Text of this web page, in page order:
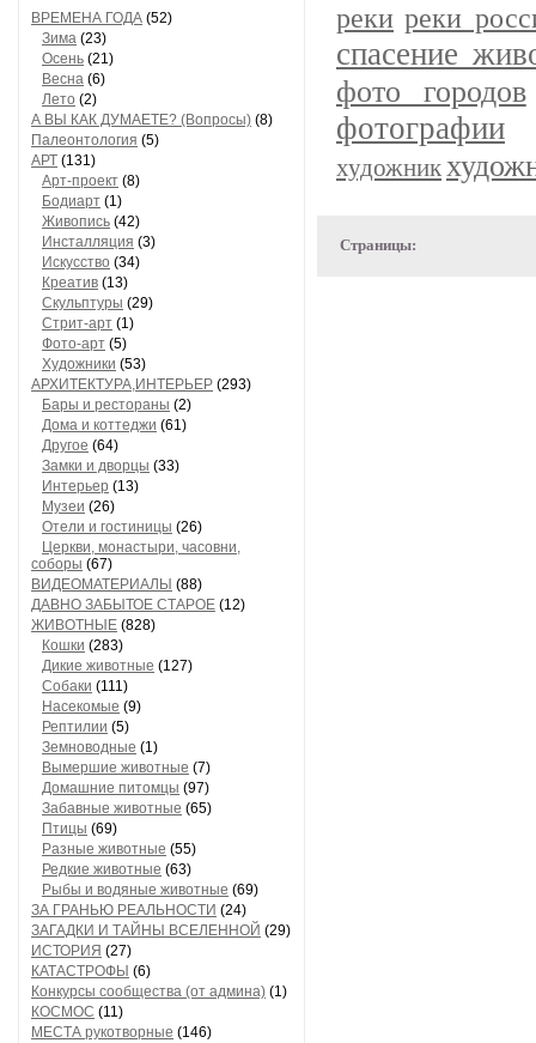
ВРЕМЕНА ГОДА (52)
Зима (23)
Осень (21)
Весна (6)
Лето (2)
А ВЫ КАК ДУМАЕТЕ? (Вопросы) (8)
Палеонтология (5)
АРТ (131)
Арт-проект (8)
Бодиарт (1)
Живопись (42)
Инсталляция (3)
Искусство (34)
Креатив (13)
Скульптуры (29)
Стрит-арт (1)
Фото-арт (5)
Художники (53)
АРХИТЕКТУРА,ИНТЕРЬЕР (293)
Бары и рестораны (2)
Дома и коттеджи (61)
Другое (64)
Замки и дворцы (33)
Интерьер (13)
Музеи (26)
Отели и гостиницы (26)
Церкви, монастыри, часовни,
соборы (67)
ВИДЕОМАТЕРИАЛЫ (88)
ДАВНО ЗАБЫТОЕ СТАРОЕ (12)
ЖИВОТНЫЕ (828)
Кошки (283)
Дикие животные (127)
Собаки (111)
Насекомые (9)
Рептилии (5)
Земноводные (1)
Вымершие животные (7)
Домашние питомцы (97)
Забавные животные (65)
Птицы (69)
Разные животные (55)
Редкие животные (63)
Рыбы и водяные животные (69)
ЗА ГРАНЬЮ РЕАЛЬНОСТИ (24)
ЗАГАДКИ И ТАЙНЫ ВСЕЛЕННОЙ (29)
ИСТОРИЯ (27)
КАТАСТРОФЫ (6)
Конкурсы сообщества (от админа) (1)
КОСМОС (11)
МЕСТА рукотворные (146)
реки реки
спасение
фото городов
фотографии
художник
Страницы: